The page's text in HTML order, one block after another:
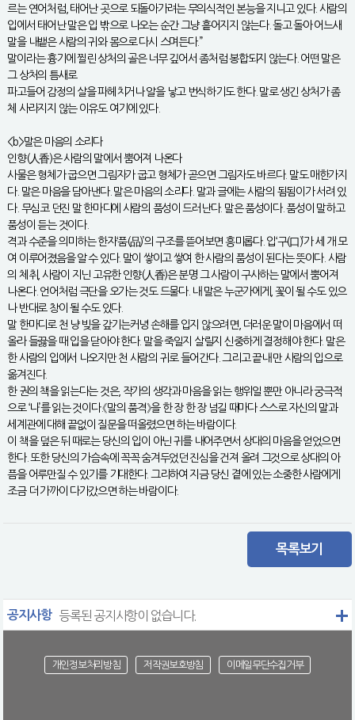
르는 연어처럼, 태어난 곳으로 되돌아가려는 무의식적인 본능을 지니고 있다. 사람의
입에서 태어난 말은 입 밖으로 나오는 순간 그냥 흩어지지 않는다. 돌고 돌아 어느새
말을 내뱉은 사람의 귀와 몸으로 다시 스며든다.”
말이라는 흉기에 찔린 상처의 골은 너무 깊어서 좀처럼 봉합되지 않는다. 어떤 말은
그 상처의 틈새로
파고들어 감정의 살을 파헤치거나 알을 낳고 번식하기도 한다. 말로 생긴 상처가 좀
체 사라지지 않는 이유도 여기에 있다.
<b>말은 마음의 소리다
인향(人香)은 사람의 말에서 뿜어져 나온다
사물은 형체가 굽으면 그림자가 굽고 형체가 곧으면 그림자도 바르다. 말도 매한가지
다. 말은 마음을 담아낸다. 말은 마음의 소리다. 말과 글에는 사람의 됨됨이가 서려 있
다. 무심코 던진 말 한마디에 사람의 품성이 드러난다. 말은 품성이다. 품성이 말하고
품성이 듣는 것이다.
격과 수준을 의미하는 한자‘품(品)’의 구조를 뜯어보면 흥미롭다. 입‘구(口)’가 세 개 모
여 이루어졌음을 알 수 있다. 말이 쌓이고 쌓여 한 사람의 품성이 된다는 뜻이다. 사람
의 체취, 사람이 지닌 고유한 인향(人香)은 분명 그 사람이 구사하는 말에서 뿜어져
나온다. 언어처럼 극단을 오가는 것도 드물다. 내 말은 누군가에게, 꽃이 될 수도 있으
나 반대로 창이 될 수도 있다.
말 한마디로 천 냥 빚을 갚기는커녕 손해를 입지 않으려면, 더러운 말이 마음에서 떠
올라 들끓을 때 입을 닫아야 한다. 말을 죽일지 살릴지 신중하게 결정해야 한다. 말은
한 사람의 입에서 나오지만 천 사람의 귀로 들어간다. 그리고 끝내 만 사람의 입으로
옮겨진다.
한 권의 책을 읽는다는 것은, 작가의 생각과 마음을 읽는 행위일 뿐만 아니라 궁극적
으로 ‘나’를 읽는 것이다.《말의 품격》을 한 장 한 장 넘길 때마다 스스로 자신의 말과
세계관에 대해 끝없이 질문을 떠올렸으면 하는 바람이다.
이 책을 덮은 뒤 때로는 당신의 입이 아닌 귀를 내어주면서 상대의 마음을 얻었으면
한다. 또한 당신의 가슴속에 꼭꼭 숨겨두었던 진심을 건져 올려 그것으로 상대의 아
픔을 어루만질 수 있기를 기대한다. 그리하여 지금 당신 곁에 있는 소중한 사람에게
조금 더 가까이 다가갔으면 하는 바람이다.
목록보기
공지사항 등록된 공지사항이 없습니다.
개인정보처리방침 저작권보호방침 이메일무단수집거부